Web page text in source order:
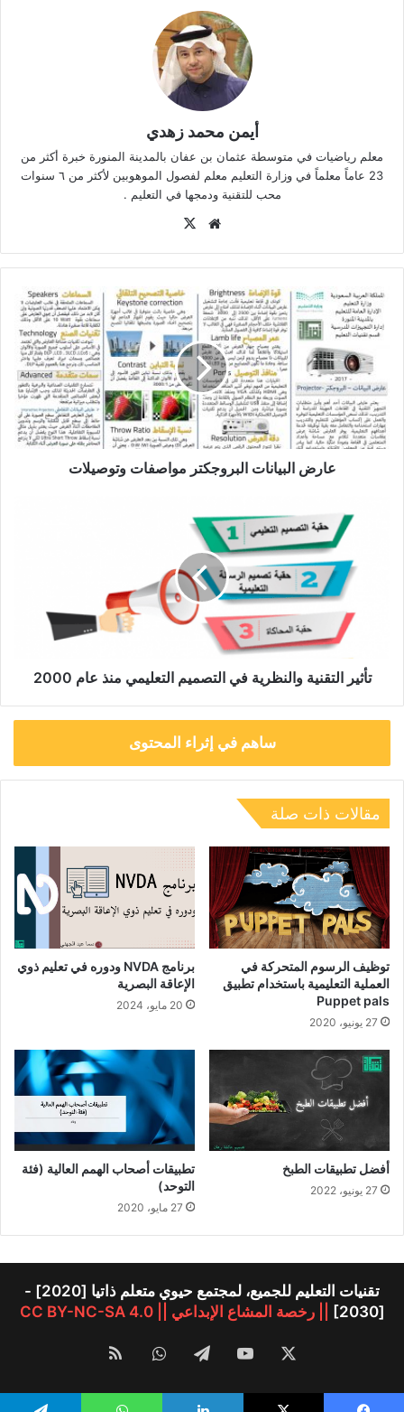
أيمن محمد زهدي
معلم رياضيات في متوسطة عثمان بن عفان بالمدينة المنورة خبرة أكثر من
23 عاماً معلماً في وزارة التعليم معلم لفصول الموهوبين لأكثر من ٦ سنوات
محب للتقنية ودمجها في التعليم .
موقع
عارض
البيانات
البروجكتر
مواصفات
وتوصيلات
عارض البيانات البروجكتر مواصفات وتوصيلات
التصميم
تأثير التقنية والنظرية في التصميم التعليمي منذ عام 2000
ساهم في إثراء المحتوى
مقالات ذات صلة
توظيف الرسوم المتحركة في
العملية التعليمية باستخدام تطبيق
Puppet pals
27 يونيو، 2020
برنامج NVDA ودوره في تعليم ذوي
الإعاقة البصرية
20 مايو، 2024
أفضل تطبيقات الطبخ
27 يونيو، 2022
تطبيقات أصحاب الهمم العالية (فئة
التوحد)
27 مايو، 2020
تقنيات التعليم للجميع، لمجتمع حيوي متعلم ذاتيا [2020] -
[2030]
|| رخصة المشاع الإبداعي || CC BY-NC-SA 4.0
‫YouTubeتيلقرامواتسابملخص
الموقع